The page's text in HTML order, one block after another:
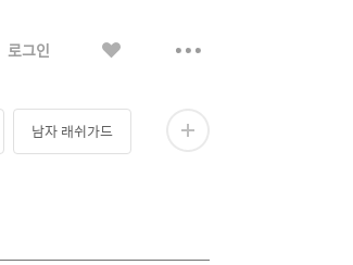
로그인 보
남자 래쉬가드 더